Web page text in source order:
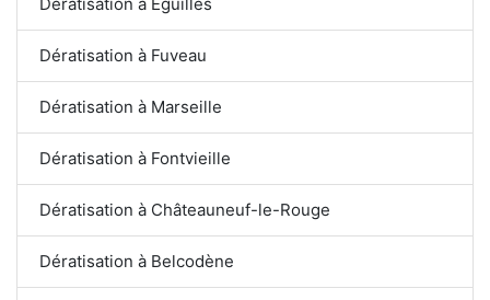
Dératisation à Fuveau
Dératisation à Marseille
Dératisation à Fontvieille
Dératisation à Châteauneuf-le-Rouge
Dératisation à Belcodène